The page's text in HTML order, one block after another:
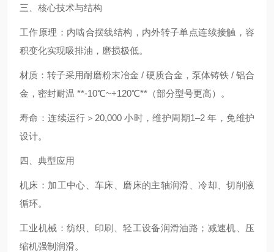
三、核心技术与结构
工作原理：内啮合摆线结构，内外转子单点连续接触，容
积变化实现吸排油，磨损极低。
材质：转子采用耐磨粉末冶金 / 硬质合金，泵体铸铁 / 铝合
金，密封耐温 **-10℃~+120℃**（部分型号更高）。
寿命：连续运行＞20,000 小时，维护周期1–2 年，免维护
设计。
四、典型应用
机床：加工中心、车床、磨床的主轴润滑、冷却、切削液
循环。
工业机械：纺织、印刷、轻工设备润滑油路；减速机、压
缩机强制润滑。